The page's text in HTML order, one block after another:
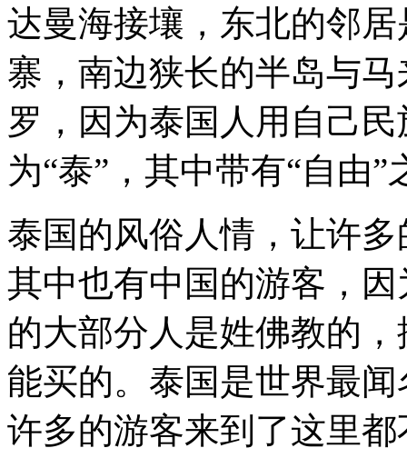
家
产，
择
来
到
别
国
家
这
个
家
的
姑
娘
结
婚。
那
么
这
个
达曼海接壤，东北的邻
寨，南边狭长的半岛与
罗，因为泰国人用自己
为“泰”，其中带有“自由”
泰国的风俗人情，让许
其中也有中国的游客，
的大部分人是姓佛教的
能买的。泰国是世界最
许多的游客来到了这里